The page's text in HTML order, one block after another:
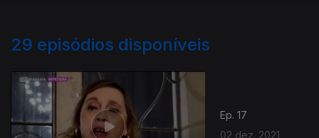
29 episódios disponíveis
Ep. 17
02 dez. 2021